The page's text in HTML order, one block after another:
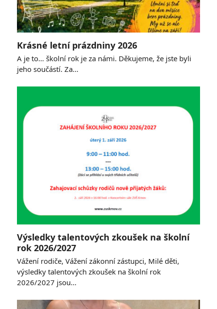
Krásné letní prázdniny 2026
A je to… školní rok je za námi. Děkujeme, že jste byli
jeho součástí. Za…
Výsledky talentových zkoušek na školní
rok 2026/2027
Vážení rodiče, Vážení zákonní zástupci, Milé děti,
výsledky talentových zkoušek na školní rok
2026/2027 jsou…